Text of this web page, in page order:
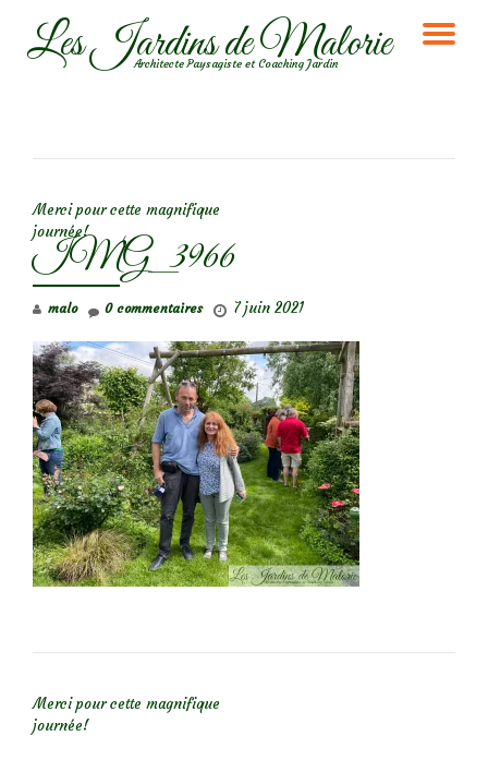
AllerLes Jardins de Malorie
Architecte Paysagiste et Coaching Jardin
Merci pour cette magnifique
journée!
IMG_3966
malo 7 juin 2021
0 commentaires
Merci pour cette magnifique
journée!